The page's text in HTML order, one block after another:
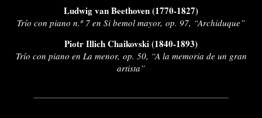
Ludwig van Beethoven (1770-1827)
Trío con piano n.º 7 en Si bemol mayor, op. 97, “Archiduque”
Piotr Illich Chaikovski (1840-1893)
Trío con piano en La menor, op. 50, “A la memoria de un gran
artista”